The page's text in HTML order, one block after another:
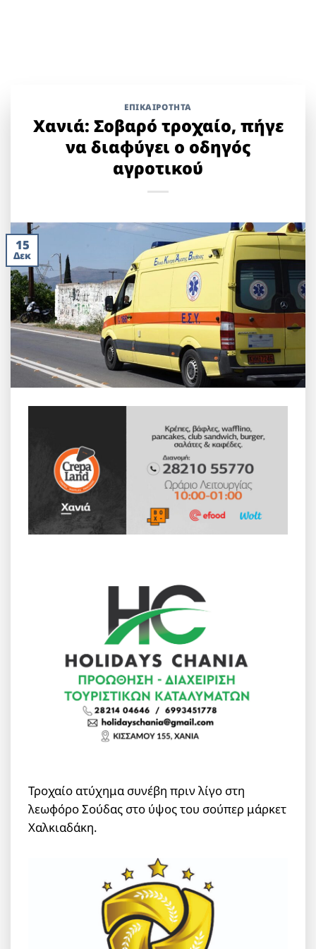
ΕΠΙΚΑΙΡΟΤΗΤΑ
Χανιά: Σοβαρό τροχαίο, πήγε
να διαφύγει ο οδηγός
αγροτικού
15
Δεκ
Τροχαίο ατύχημα συνέβη πριν λίγο στη
λεωφόρο Σούδας στο ύψος του σούπερ μάρκετ
Χαλκιαδάκη.